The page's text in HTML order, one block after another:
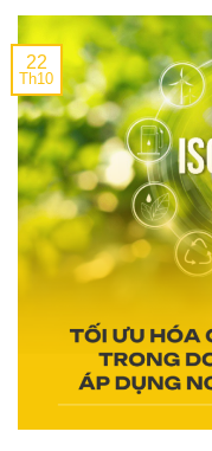
22
Th10